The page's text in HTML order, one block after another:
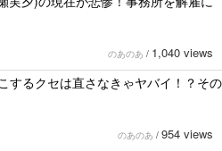
のあのあ / 1,040 views
するクセは直さなきゃヤバイ！？その
のあのあ / 954 views